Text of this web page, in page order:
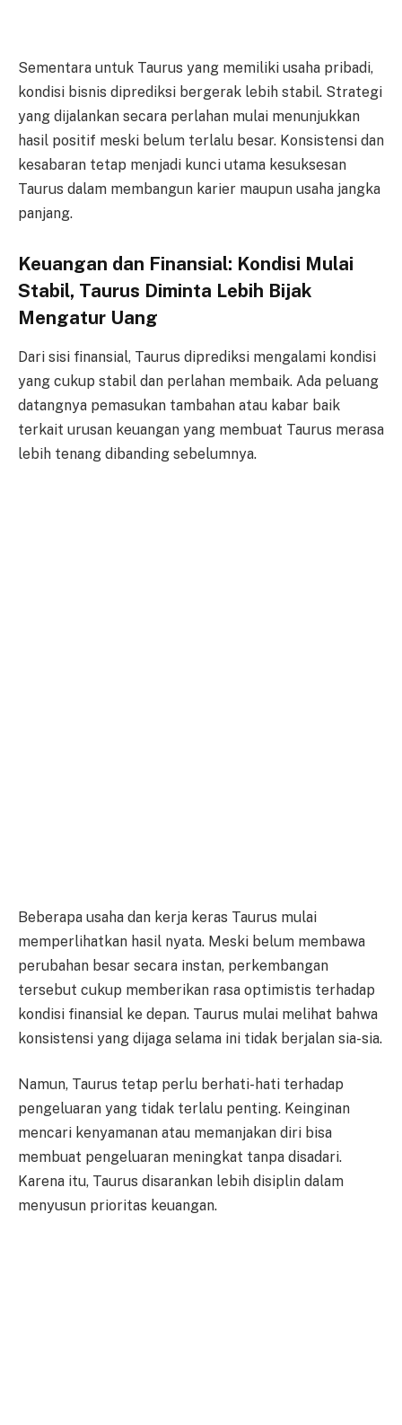
Sementara untuk Taurus yang memiliki usaha pribadi,
kondisi bisnis diprediksi bergerak lebih stabil. Strategi
yang dijalankan secara perlahan mulai menunjukkan
hasil positif meski belum terlalu besar. Konsistensi dan
kesabaran tetap menjadi kunci utama kesuksesan
Taurus dalam membangun karier maupun usaha jangka
panjang.
Keuangan dan Finansial: Kondisi Mulai
Stabil, Taurus Diminta Lebih Bijak
Mengatur Uang
Dari sisi finansial, Taurus diprediksi mengalami kondisi
yang cukup stabil dan perlahan membaik. Ada peluang
datangnya pemasukan tambahan atau kabar baik
terkait urusan keuangan yang membuat Taurus merasa
lebih tenang dibanding sebelumnya.
Beberapa usaha dan kerja keras Taurus mulai
memperlihatkan hasil nyata. Meski belum membawa
perubahan besar secara instan, perkembangan
tersebut cukup memberikan rasa optimistis terhadap
kondisi finansial ke depan. Taurus mulai melihat bahwa
konsistensi yang dijaga selama ini tidak berjalan sia-sia.
Namun, Taurus tetap perlu berhati-hati terhadap
pengeluaran yang tidak terlalu penting. Keinginan
mencari kenyamanan atau memanjakan diri bisa
membuat pengeluaran meningkat tanpa disadari.
Karena itu, Taurus disarankan lebih disiplin dalam
menyusun prioritas keuangan.